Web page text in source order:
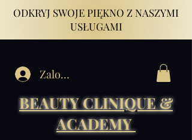
ODKRYJ SWOJE PIĘKNO Z NASZYMI
USŁUGAMI
Zaloguj się
BEAUTY CLINIQUE &
ACADEMY